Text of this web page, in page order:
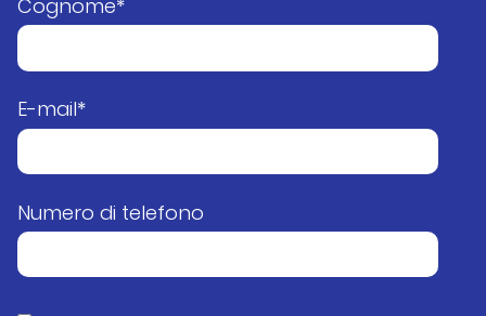
Cognome*
E-mail*
Numero di telefono